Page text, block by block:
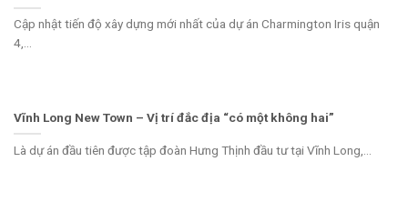
Cập nhật tiến độ xây dựng mới nhất của dự án Charmington Iris quận
4,...
Vĩnh Long New Town – Vị trí đắc địa “có một không hai”
Là dự án đầu tiên được tập đoàn Hưng Thịnh đầu tư tại Vĩnh Long,...